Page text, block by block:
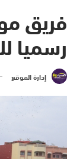
فريق
رسميا
إدارة الموقع